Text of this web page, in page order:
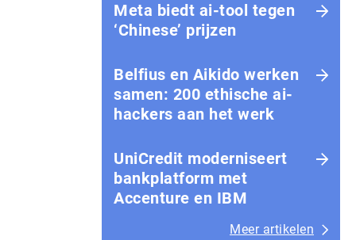
Meta biedt ai-tool tegen
‘Chinese’ prijzen
Belfius en Aikido werken
samen: 200 ethische ai-
hackers aan het werk
UniCredit moderniseert
bankplatform met
Accenture en IBM
Meer artikelen